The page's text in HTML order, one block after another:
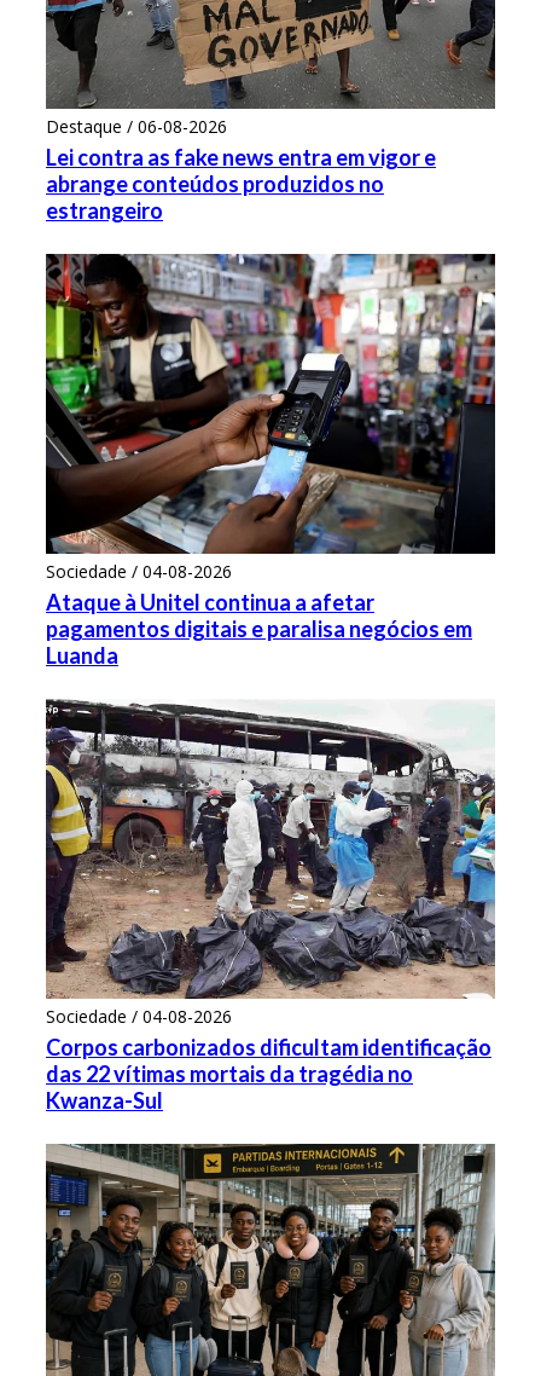
Destaque / 06-08-2026
Lei contra as fake news entra em vigor e
abrange conteúdos produzidos no
estrangeiro
Sociedade / 04-08-2026
Ataque à Unitel continua a afetar
pagamentos digitais e paralisa negócios em
Luanda
Sociedade / 04-08-2026
Corpos carbonizados dificultam identificação
das 22 vítimas mortais da tragédia no
Kwanza-Sul